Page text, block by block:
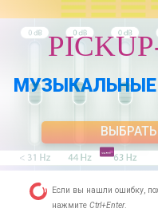
Если вы нашли ошибку,
нажмите Ctrl+Enter.